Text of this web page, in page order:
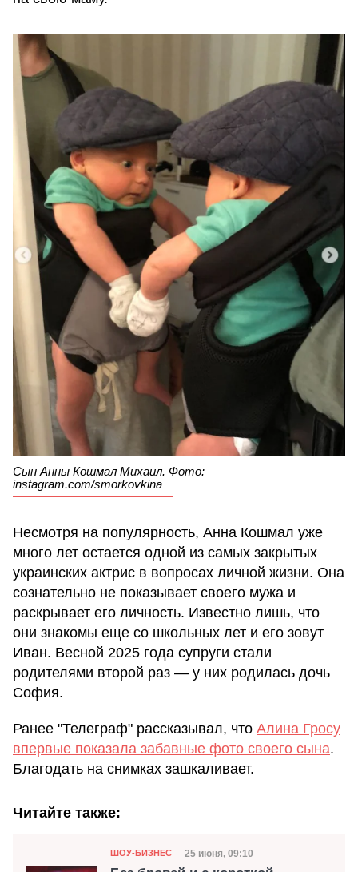
Сын Анны Кошмал Михаил. Фото:
instagram.com/smorkovkina
Несмотря на популярность, Анна Кошмал уже
много лет остается одной из самых закрытых
украинских актрис в вопросах личной жизни. Она
сознательно не показывает своего мужа и
раскрывает его личность. Известно лишь, что
они знакомы еще со школьных лет и его зовут
Иван. Весной 2025 года супруги стали
родителями второй раз — у них родилась дочь
София.
Ранее "Телеграф" рассказывал, что Алина Гросу
впервые показала забавные фото своего сына.
Благодать на снимках зашкаливает.
Читайте также:
Категория
ШОУ-БИЗНЕС Дата публикации
25 июня, 09:10